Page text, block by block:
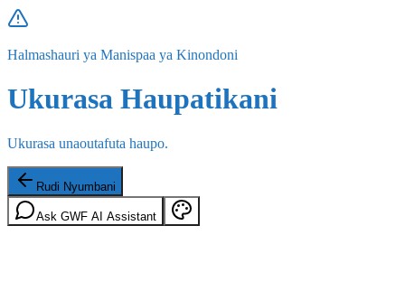
Halmashauri ya Manispaa ya Kinondoni
Ukurasa Haupatikani
Ukurasa unaoutafuta haupo.
Rudi Nyumbani
Ask GWF AI Assistant